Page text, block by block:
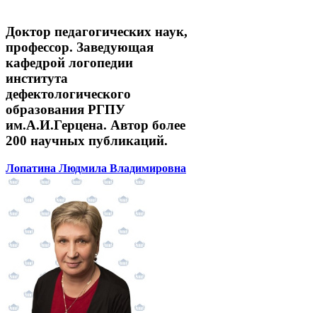
Доктор педагогических наук,
профессор. Заведующая
кафедрой логопедии
института
дефектологического
образования РГПУ
им.А.И.Герцена. Автор более
200 научных публикаций.
Лопатина Людмила Владимировна